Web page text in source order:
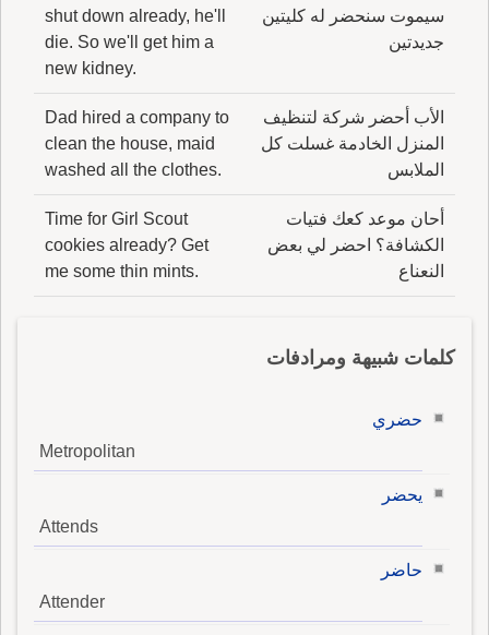
سيموت سنحضر له كليتين
جديدتين
shut down already, he'll
die. So we'll get him a
new kidney.
الأب أحضر شركة لتنظيف
المنزل الخادمة غسلت كل
الملابس
Dad hired a company to
clean the house, maid
washed all the clothes.
أحان موعد كعك فتيات
الكشافة؟ احضر لي بعض
النعناع
Time for Girl Scout
cookies already? Get
me some thin mints.
كلمات شبيهة ومرادفات
حضري
Metropolitan
يحضر
Attends
حاضر
Attender